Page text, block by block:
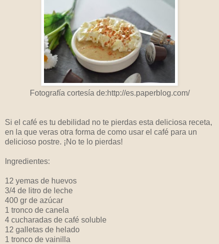
Fotografía cortesía de:http://es.paperblog.com/
Si el café es tu debilidad no te pierdas esta deliciosa receta,
en la que veras otra forma de como usar el café para un
delicioso postre. ¡No te lo pierdas!
Ingredientes:
12 yemas de huevos
3/4 de litro de leche
400 gr de azúcar
1 tronco de canela
4 cucharadas de café soluble
12 galletas de helado
1 tronco de vainilla